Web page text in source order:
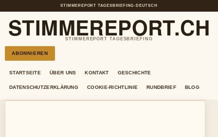
STIMMEREPORT TAGESBRIEFING• DEUTSCH
STIMMEREPORT.CH
STIMMEREPORT TAGESBRIEFING
ABONNIEREN
STARTSEITE ÜBER UNS KONTAKT GESCHICHTE
DATENSCHUTZERKLÄRUNG COOKIE-RICHTLINIE RUNDBRIEF BLOG